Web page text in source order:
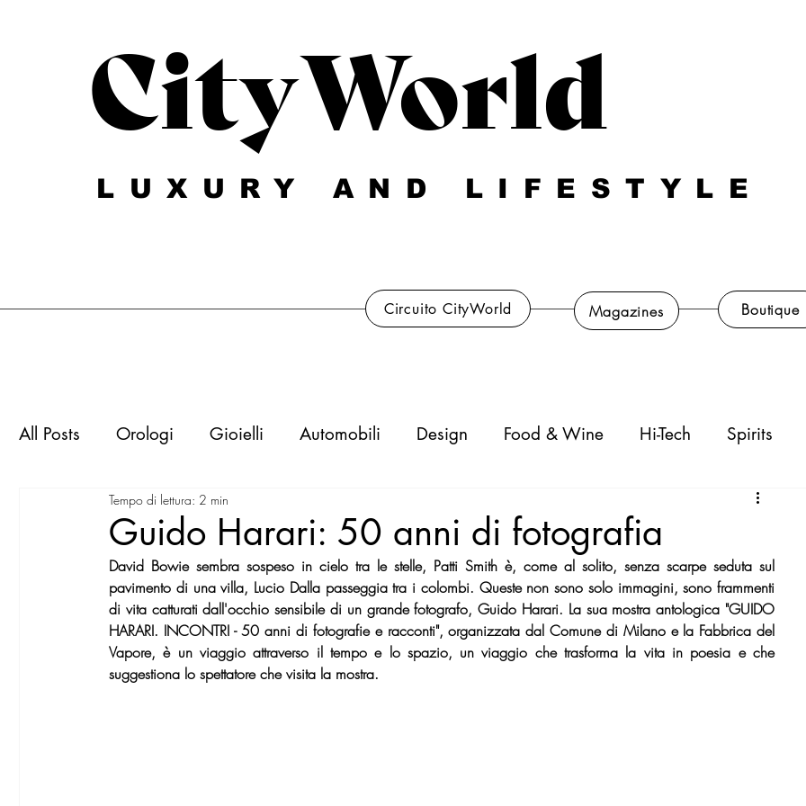
CityWorld
LUXURY AND LIFESTYLE
Magazines Boutique
Circuito CityWorld
All Posts Orologi Gioielli Automobili Design Food & Wine Hi-Tech Spirits
Libri & Books Sportive d'epoca Personaggi
Exclusive Places Gallerie Mostre Moda Donna/Uomo Nautica Beauty
MilanoWorld Shopping Guide RomaWorld Shopping Guide VeneziaWorld Shopping
Guido Harari: 50 anni di fotografia
Tempo di lettura: 2 min
David Bowie sembra sospeso in cielo tra le stelle, Patti Smith è, come al solito, senza scarpe seduta sul
pavimento di una villa, Lucio Dalla passeggia tra i colombi. Queste non sono solo immagini, sono frammenti
di vita catturati dall'occhio sensibile di un grande fotografo, Guido Harari. La sua mostra antologica "GUIDO
HARARI. INCONTRI - 50 anni di fotografie e racconti", organizzata dal Comune di Milano e la Fabbrica del
Vapore, è un viaggio attraverso il tempo e lo spazio, un viaggio che trasforma la vita in poesia e che
suggestiona lo spettatore che visita la mostra.